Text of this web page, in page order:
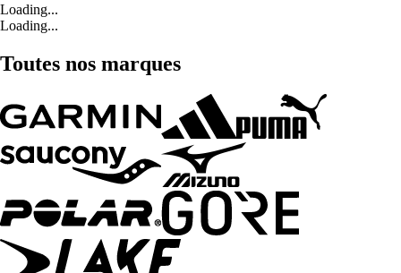
Loading...
Loading...
Toutes nos marques